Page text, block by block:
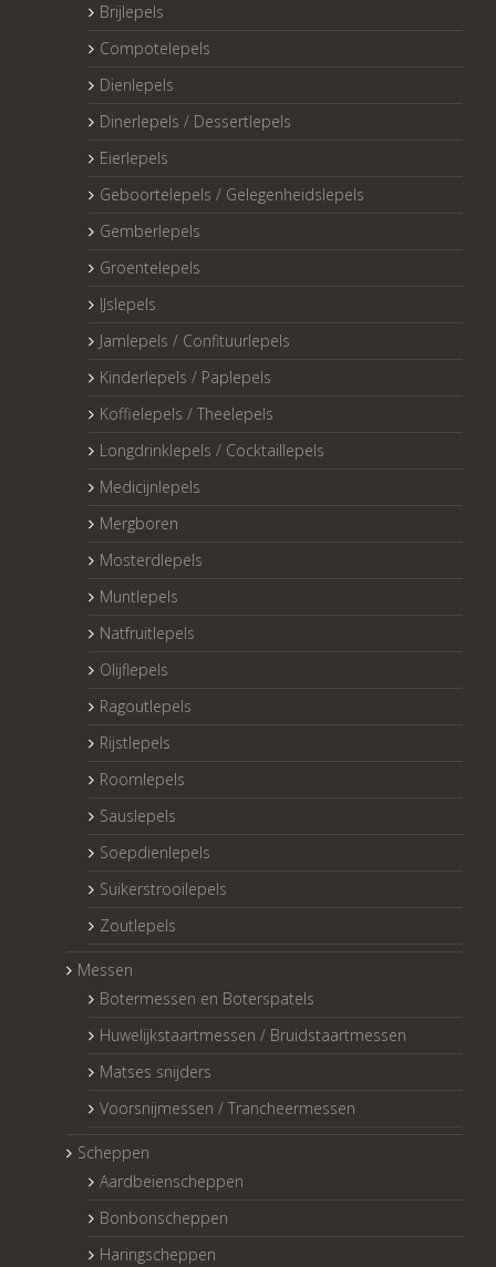
Brijlepels
Compotelepels
Dienlepels
Dinerlepels / Dessertlepels
Eierlepels
Geboortelepels / Gelegenheidslepels
Gemberlepels
Groentelepels
IJslepels
Jamlepels / Confituurlepels
Kinderlepels / Paplepels
Koffielepels / Theelepels
Longdrinklepels / Cocktaillepels
Medicijnlepels
Mergboren
Mosterdlepels
Muntlepels
Natfruitlepels
Olijflepels
Ragoutlepels
Rijstlepels
Roomlepels
Sauslepels
Soepdienlepels
Suikerstrooilepels
Zoutlepels
Messen
Botermessen en Boterspatels
Huwelijkstaartmessen / Bruidstaartmessen
Matses snijders
Voorsnijmessen / Trancheermessen
Scheppen
Aardbeienscheppen
Bonbonscheppen
Haringscheppen